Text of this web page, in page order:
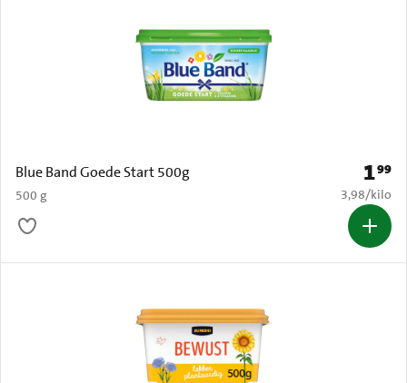
Blue Band Goede Start 500g
500 g
Prijs:
199
€ 3,98 per
3,98/kilo